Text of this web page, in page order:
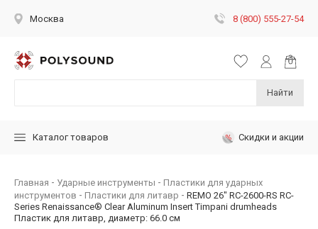
Москва 8 (800) 555-27-54
Найти
Каталог товаров Скидки и акции
Главная Ударные инструменты
Пластики для ударных
инструментов
Пластики для литавр
REMO 26" RC-2600-RS RC-
Series Renaissance® Clear Aluminum Insert Timpani drumheads
Пластик для литавр, диаметр: 66.0 см